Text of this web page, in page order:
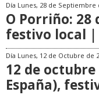
Día Lunes, 28 de Septiembre
O Porriño: 28
festivo local |
Día Lunes, 12 de Octubre de
12 de
España),